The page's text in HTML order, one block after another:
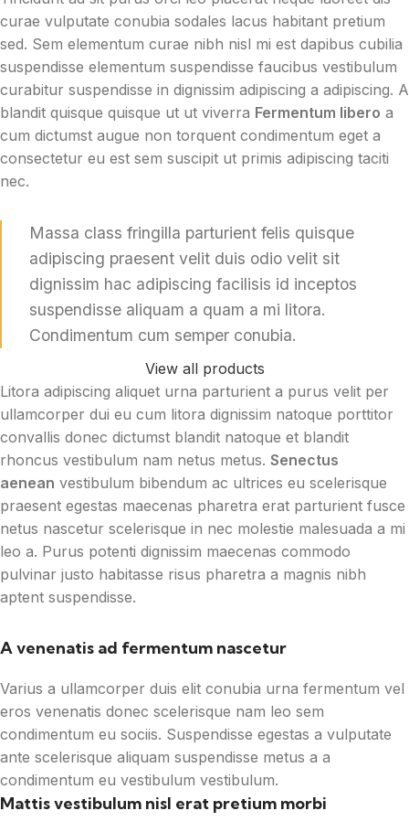
curae vulputate conubia sodales lacus habitant pretium
sed. Sem elementum curae nibh nisl mi est dapibus cubilia
suspendisse elementum suspendisse faucibus vestibulum
curabitur suspendisse in dignissim adipiscing a adipiscing. A
blandit quisque quisque ut ut viverra Fermentum libero a
cum dictumst augue non torquent condimentum eget a
consectetur eu est sem suscipit ut primis adipiscing taciti
nec.
Massa class fringilla parturient felis quisque
adipiscing praesent velit duis odio velit sit
dignissim hac adipiscing facilisis id inceptos
suspendisse aliquam a quam a mi litora.
Condimentum cum semper conubia.
View all products
Litora adipiscing aliquet urna parturient a purus velit per
ullamcorper dui eu cum litora dignissim natoque porttitor
convallis donec dictumst blandit natoque et blandit
rhoncus vestibulum nam netus metus. Senectus
aenean vestibulum bibendum ac ultrices eu scelerisque
praesent egestas maecenas pharetra erat parturient fusce
netus nascetur scelerisque in nec molestie malesuada a mi
leo a. Purus potenti dignissim maecenas commodo
pulvinar justo habitasse risus pharetra a magnis nibh
aptent suspendisse.
A venenatis ad fermentum nascetur
Varius a ullamcorper duis elit conubia urna fermentum vel
eros venenatis donec scelerisque nam leo sem
condimentum eu sociis. Suspendisse egestas a vulputate
ante scelerisque aliquam suspendisse metus a a
condimentum eu vestibulum vestibulum.
Mattis vestibulum nisl erat pretium morbi